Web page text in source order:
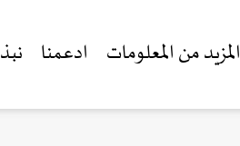
المزيد من المعلومات ادعمنا